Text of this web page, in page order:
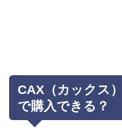
CAX（カックス
で購入できる？